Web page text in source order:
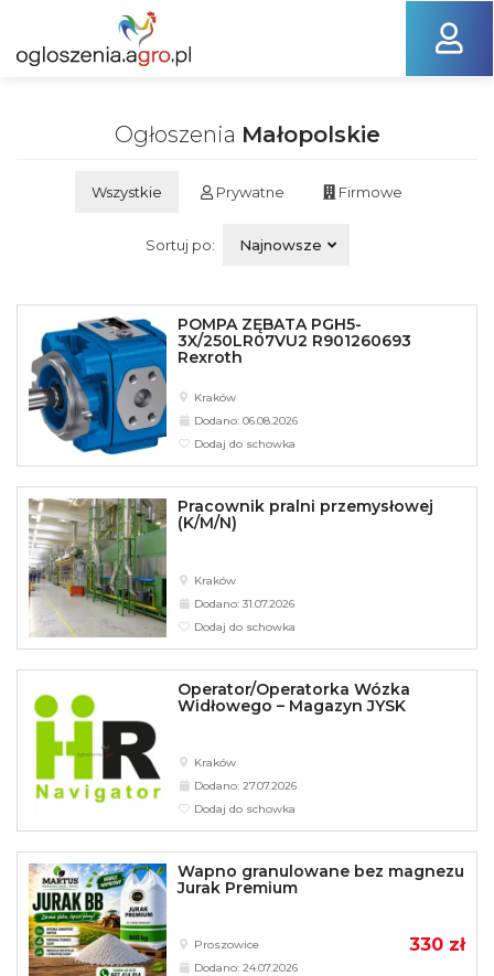
Ogłoszenia Małopolskie
Wszystkie Prywatne Firmowe
Sortuj po: Najnowsze
POMPA ZĘBATA PGH5-
3X/250LR07VU2 R901260693
Rexroth
Kraków
Dodano: 06.08.2026
Dodaj do schowka
Pracownik pralni przemysłowej
(K/M/N)
Kraków
Dodano: 31.07.2026
Dodaj do schowka
Operator/Operatorka Wózka
Widłowego – Magazyn JYSK
Kraków
Dodano: 27.07.2026
Dodaj do schowka
Wapno granulowane bez magnezu
Jurak Premium
330 zł
Proszowice
Dodano: 24.07.2026